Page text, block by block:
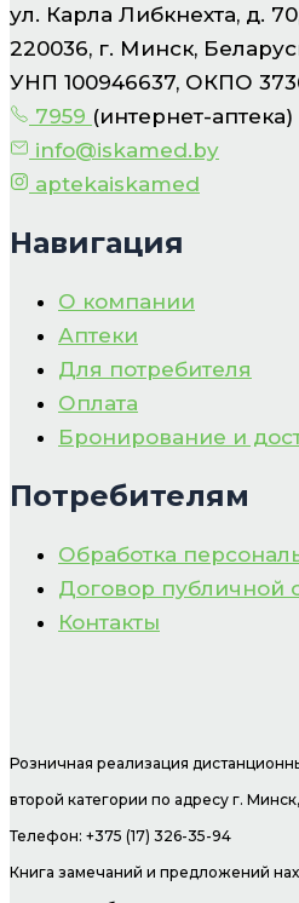
ул. Карла Либкнехта, д.
220036, г. Минск,
УНП 100946637, ОКПО
7959 (интернет-аптека)
info@iskamed.by
aptekaiskamed
Навигация
О компании
Аптеки
Для потребителя
Оплата
Бронирование и
Потребителям
Обработка
Договор публичной
Контакты
Розничная реализация
второй категории по адресу г.
Телефон: +375 (17) 326-35-94
Книга замечаний и предложений